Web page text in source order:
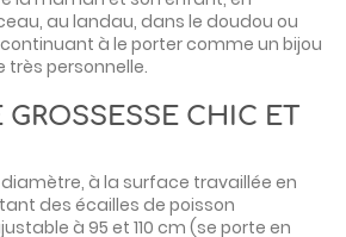
au landau, dans le doudou ou
à le porter comme un bijou
très personnelle.
CHIC ET
à la surface travaillée en
des écailles de poisson
à 95 et 110 cm (se porte en